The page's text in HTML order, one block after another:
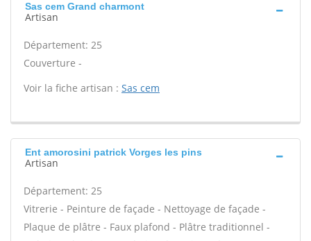
Sas cem Grand charmont
Artisan
Département: 25
Couverture -
Voir la fiche artisan : Sas cem
Ent amorosini patrick Vorges les pins
Artisan
Département: 25
Vitrerie - Peinture de façade - Nettoyage de façade -
Plaque de plâtre - Faux plafond - Plâtre traditionnel -